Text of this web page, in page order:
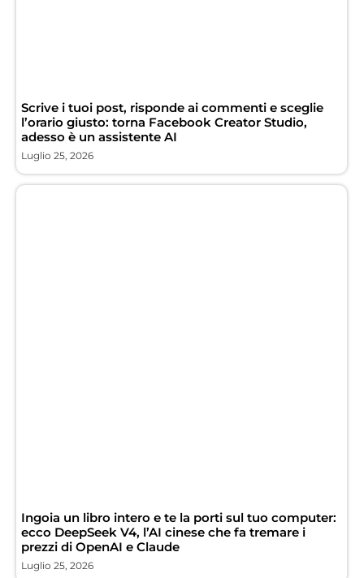
Scrive i tuoi post, risponde ai commenti e sceglie
l’orario giusto: torna Facebook Creator Studio,
adesso è un assistente AI
Luglio 25, 2026
Ingoia un libro intero e te la porti sul tuo computer:
ecco DeepSeek V4, l’AI cinese che fa tremare i
prezzi di OpenAI e Claude
Luglio 25, 2026